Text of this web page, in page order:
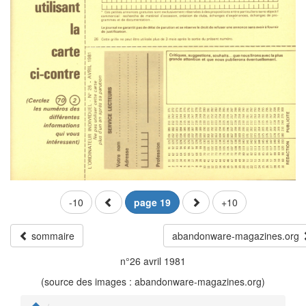
-10 page 19 +10
sommaire
abandonware-magazines.org
n°26 avril 1981
(source des images : abandonware-magazines.org)